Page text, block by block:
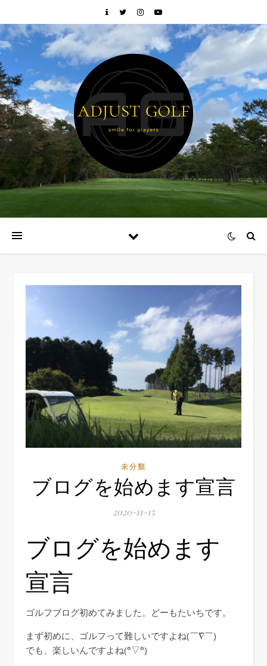
未分類
ブログを始めます宣言
2020-11-15
ブログを始めます
宣言
ゴルフブログ初めてみました。どーもたいちです。
まず初めに、ゴルフって難しいですよね(￣∇￣)
でも、楽しいんですよね(°▽°)